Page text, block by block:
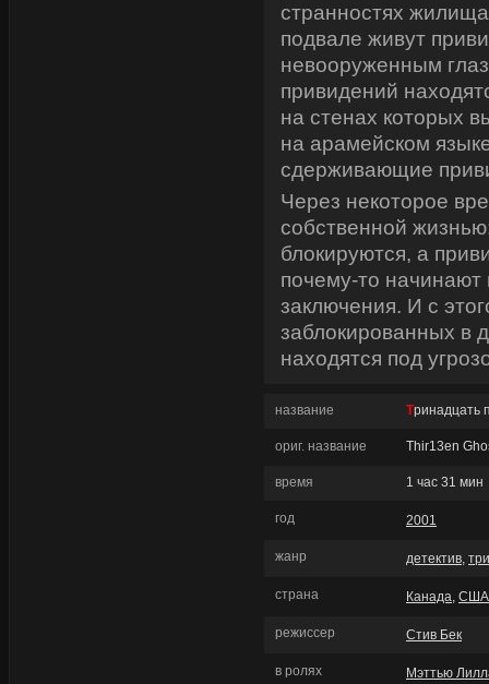
странностях
подвале живут
невооруженным
привидений
на стенах которых
на арамейском
сдерживающие
Через некоторое
собственной
блокируются, а
почему-то начинают
заключения. И с
заблокированных в
находятся под
название Тринадцать
ориг. название Thir13en
время 1 час 31 мин
год 2001
жанр детектив,
страна Канада, США
режиссер Стив Бек
в ролях Мэттью